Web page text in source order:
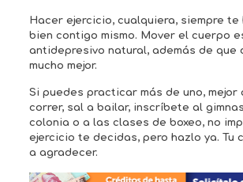
Hacer ejercicio, cualquiera, siempre
bien contigo mismo. Mover el cuerpo
antidepresivo natural, además de que
mucho mejor.
Si puedes practicar más de uno, mejor
correr, sal a bailar, inscríbete al
colonia o a las clases de boxeo, no
ejercicio te decidas, pero hazlo ya. Tu
a agradecer.